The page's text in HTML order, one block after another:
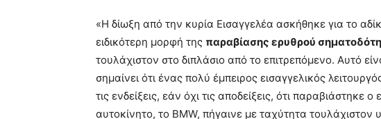
«Η δίωξη από την κυρία Εισαγγελέα ασκήθηκε για το
ειδικότερη μορφή της παραβίασης ερυθρού σηματοδότη
τουλάχιστον στο διπλάσιο από το επιτρεπόμενο. Αυτό
σημαίνει ότι ένας πολύ έμπειρος εισαγγελικός
τις ενδείξεις, εάν όχι τις αποδείξεις, ότι παραβιάστηκε
αυτοκίνητο, το BMW, πήγαινε με ταχύτητα τουλάχιστον